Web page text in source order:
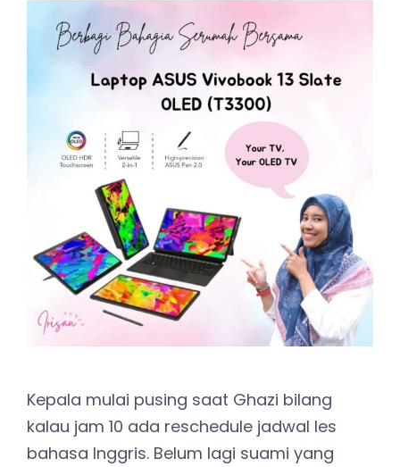
Kepala mulai pusing saat Ghazi bilang
kalau jam 10 ada reschedule jadwal les
bahasa Inggris. Belum lagi suami yang